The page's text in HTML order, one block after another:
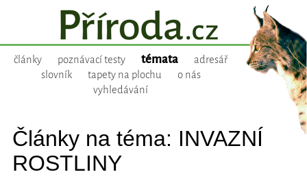
články poznávací testy témata
adresář
slovník
tapety na plochu
o nás
vyhledávání
Články na téma: INVAZNÍ
ROSTLINY